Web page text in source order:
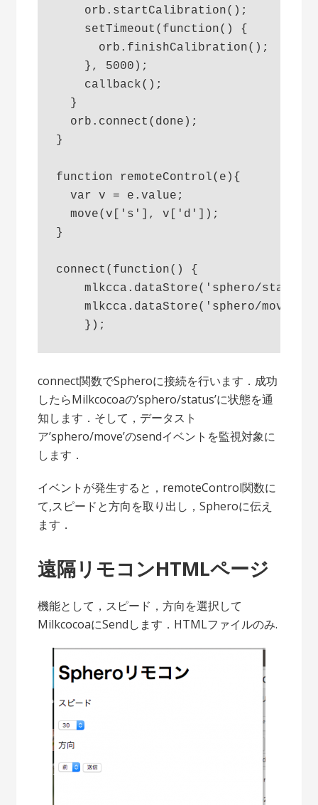
    orb.startCalibration();
    setTimeout(function() {
      orb.finishCalibration();
    }, 5000);
    callback();
  }
  orb.connect(done);
}
function remoteControl(e){
  var v = e.value;
  move(v['s'], v['d']);
}
connect(function() {
mlkcca.dataStore('sphero/
mlkcca.dataStore('sphero/
connect関数でSpheroに接続を行います．成功
したらMilkcocoaの’sphero/status’に状態を通
知します．そして，データスト
ア’sphero/move’のsendイベントを監視対象に
します．
イベントが発生すると，remoteControl関数に
て,スピードと方向を取り出し，Spheroに伝え
ます．
遠隔リモコンHTMLページ
機能として，スピード，方向を選択して
MilkcocoaにSendします．HTMLファイルのみ.